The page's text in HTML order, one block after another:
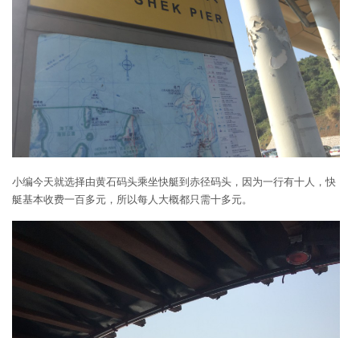
小编今天就选择由黄石码头乘坐快艇到赤径码头，因为一行有十人，快
艇基本收费一百多元，所以每人大概都只需十多元。